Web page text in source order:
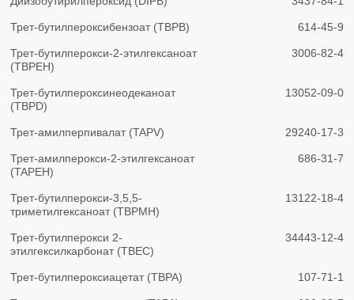
Трет-бутилпероксибензоат (TBPB) 614-45-9
Трет-бутилперокси-2-этилгексаноат
(TBPEH)
3006-82-4
Трет-бутилпероксинеодеканоат
(TBPD)
13052-09-0
Трет-амилперпивалат (TAPV) 29240-17-3
Трет-амилперокси-2-этилгексаноат
(TAPEH)
686-31-7
Трет-бутилперокси-3,5,5-
триметилгексаноат (TBPMH)
13122-18-4
Трет-бутилперокси 2-
этилгексилкарбонат (TBEC)
34443-12-4
Трет-бутилпероксиацетат (TBPA) 107-71-1